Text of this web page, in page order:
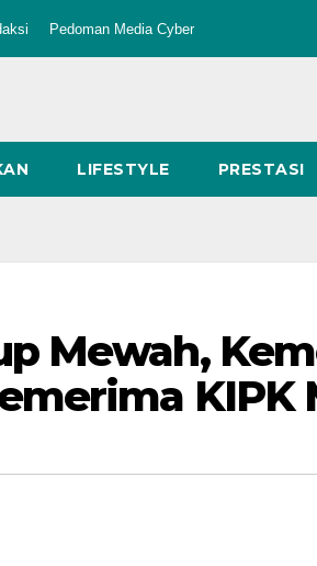
Pedoman Media Cyber
LIFESTYLE PRESTASI
Mewah,
KIPK